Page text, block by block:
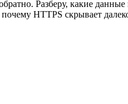
Разберу, какие
HTTPS скрывает